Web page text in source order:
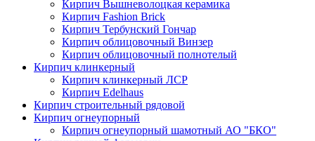
Кирпич Вышневолоцкая керамика
Кирпич Fashion Brick
Кирпич Тербунский Гончар
Кирпич облицовочный Винзер
Кирпич облицовочный полнотелый
Кирпич клинкерный
Кирпич клинкерный ЛСР
Кирпич Edelhaus
Кирпич строительный рядовой
Кирпич огнеупорный
Кирпич огнеупорный шамотный АО "БКО"